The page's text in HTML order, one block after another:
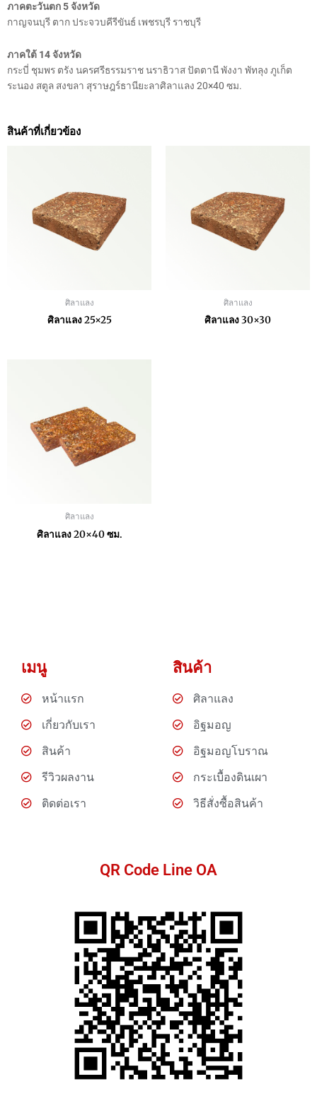
ภาคตะวันตก 5 จังหวัด
กาญจนบุรี ตาก ประจวบคีรีขันธ์ เพชรบุรี ราชบุรี
ภาคใต้ 14 จังหวัด
กระบี่ ชุมพร ตรัง นครศรีธรรมราช นราธิวาส ปัตตานี พังงา พัทลุง ภูเก็ต
ระนอง สตูล สงขลา สุราษฎร์ธานียะลาศิลาแลง 20×40 ซม.
สินค้าที่เกี่ยวข้อง
ศิลาแลง
ศิลาแลง 25×25
ศิลาแลง
ศิลาแลง 30×30
ศิลาแลง
ศิลาแลง 20×40 ซม.
เมนู
หน้าแรก
เกี่ยวกับเรา
สินค้า
รีวิวผลงาน
ติดต่อเรา
สินค้า
ศิลาแลง
อิฐมอญ
อิฐมอญโบราณ
กระเบื้องดินเผา
วิธีสั่งซื้อสินค้า
QR Code Line OA